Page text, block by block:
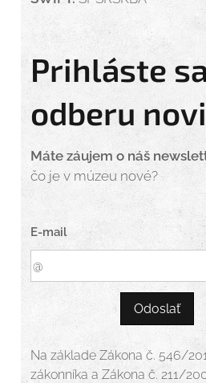
Prihláste
odberu
Máte záujem o náš
čo je v múzeu nové?
E-mail
Odoslať
Na základe Zákona č. 546/
zákonníka a Zákona č. 211/